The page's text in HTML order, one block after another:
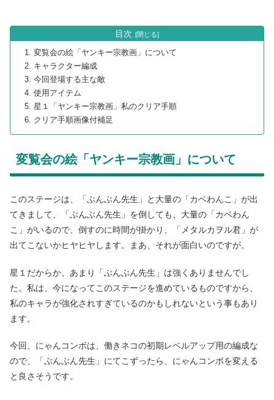
目次
変覧会の絵「ヤンキー宗教画」について
キャラクター編成
今回登場する主な敵
使用アイテム
星１「ヤンキー宗教画」私のクリア手順
クリア手順画像付補足
変覧会の絵「ヤンキー宗教画」について
このステージは、「ぶんぶん先生」と大量の「カベわんこ」が出
てきまして、「ぶんぶん先生」を倒しても、大量の「カベわん
こ」がいるので、倒すのに時間が掛かり、「メタルカヲル君」が
出てこないかヒヤヒヤします。まあ、それが面白いのですが。
星１だからか、あまり「ぶんぶん先生」は強くありませんでし
た。私は、今になってこのステージを進めているものですから、
私のキャラが強化されすぎているのかもしれないという事もあり
ます。
今回、にゃんコンボは、働きネコの初期レベルアップ用の編成な
ので、「ぶんぶん先生」にてこずったら、にゃんコンボを変える
と良さそうです。